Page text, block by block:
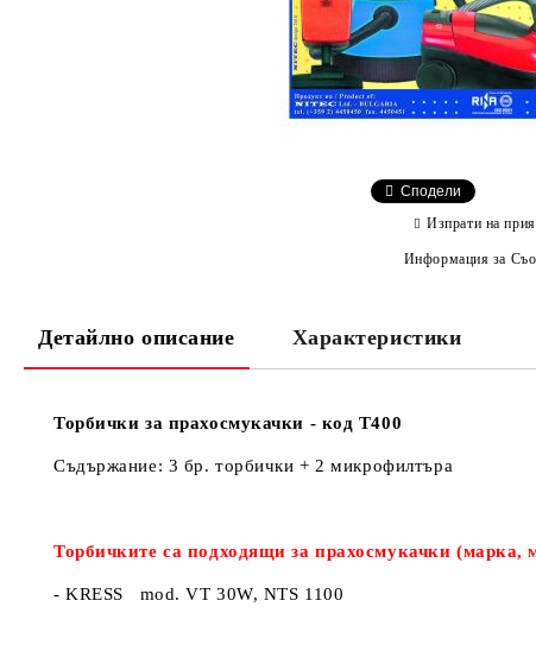
Сподели
Изпрати на
Информация за
Детайлно описание Характеристики
Торбички за прахосмукачки - код Т400
Съдържание: 3 бр. торбички + 2 микрофилтъра
Торбичките са подходящи за прахосмукачки (марка,
- KRESS mod. VT 30W, NTS 1100